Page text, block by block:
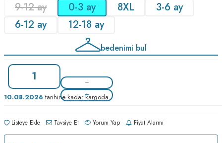
9-12 ay
0-3 ay 8XL
3-6 ay
6-12 ay
12-18 ay
bedenimi bul
10.08.2026 tarihine kadar kargoda
Listeye Ekle Tavsiye Et Yorum Yap Fiyat Alarmı